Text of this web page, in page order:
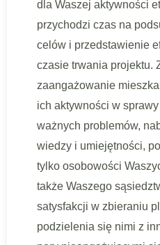
dla Waszej aktywności
przychodzi czas na
celów i przedstawienie
czasie trwania projektu.
zaangażowanie
ich aktywności w
ważnych problemów,
wiedzy i umiejętności,
tylko osobowości
także Waszego
satysfakcji w zbieraniu
podzielenia się nimi z